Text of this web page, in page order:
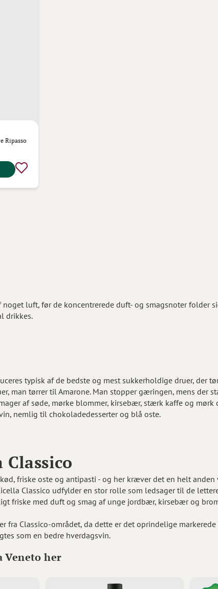
Ripasso
luft, før de koncentrerede duft- og smagsnoter folder
drikkes.
typisk af de bedste og mest sukkerholdige druer, der
man tørrer til Amarone. Man stopper gæringen, mens der
af søde, mørke blommer, kirsebær, stærk kaffe og mørk
nemlig til chokoladedesserter og blå oste.
friske oste og antipasti - og her kræver det en helt
Classico udfylder en stor rolle som ledsager til de
friske med duft og smag af unge jordbær, kirsebær og
fra Classico-området, da dette er det oprindelige
som en bedre hverdagsvin.
Veneto her